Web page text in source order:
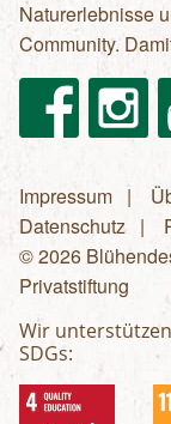
Naturerlebnisse
Community.
FacebookInstagram
Impressum
Datenschutz
© 2026
Privatstiftung
Wir
SDGs: